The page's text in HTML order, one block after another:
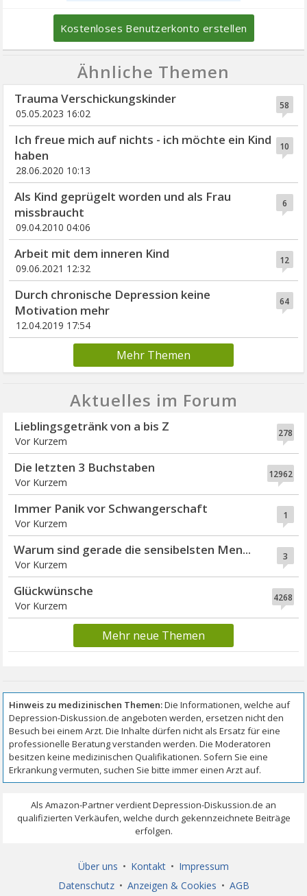
Kostenloses Benutzerkonto erstellen
Ähnliche Themen
58
Trauma Verschickungskinder
05.05.2023 16:02
10
Ich freue mich auf nichts - ich möchte ein Kind
haben
28.06.2020 10:13
6
Als Kind geprügelt worden und als Frau
missbraucht
09.04.2010 04:06
12
Arbeit mit dem inneren Kind
09.06.2021 12:32
64
Durch chronische Depression keine
Motivation mehr
12.04.2019 17:54
Mehr Themen
Aktuelles im Forum
278
Lieblingsgetränk von a bis Z
Vor Kurzem
12962
Die letzten 3 Buchstaben
Vor Kurzem
1
Immer Panik vor Schwangerschaft
Vor Kurzem
3
Warum sind gerade die sensibelsten Men...
Vor Kurzem
4268
Glückwünsche
Vor Kurzem
Mehr neue Themen
Über uns • Kontakt • Impressum
Datenschutz • Anzeigen & Cookies • AGB